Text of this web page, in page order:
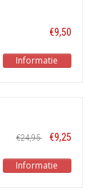
€9,50
Informatie
€24,95 €9,25
Informatie